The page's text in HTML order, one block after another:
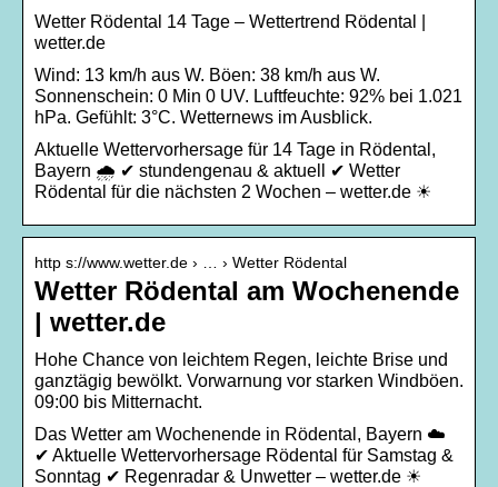
Wetter Rödental 14 Tage – Wettertrend Rödental |
wetter.de
Wind: 13 km/h aus W. Böen: 38 km/h aus W.
Sonnenschein: 0 Min 0 UV. Luftfeuchte: 92% bei 1.021
hPa. Gefühlt: 3°C. Wetternews im Ausblick.
Aktuelle Wettervorhersage für 14 Tage in Rödental,
Bayern 🌧️ ✔ stundengenau & aktuell ✔ Wetter
Rödental für die nächsten 2 Wochen – wetter.de ☀
http s://www.wetter.de › … › Wetter Rödental
Wetter Rödental am Wochenende
| wetter.de
Hohe Chance von leichtem Regen, leichte Brise und
ganztägig bewölkt. Vorwarnung vor starken Windböen.
09:00 bis Mitternacht.
Das Wetter am Wochenende in Rödental, Bayern ☁️
✔ Aktuelle Wettervorhersage Rödental für Samstag &
Sonntag ✔ Regenradar & Unwetter – wetter.de ☀